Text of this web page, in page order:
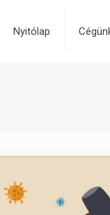
Nyitólap